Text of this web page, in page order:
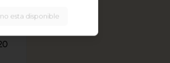
esta disponible